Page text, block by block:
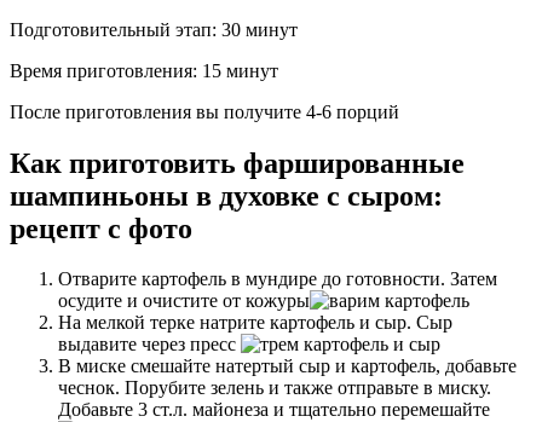
Подготовительный этап: 30 минут
Время приготовления: 15 минут
После приготовления вы получите 4-6 порций
Как приготовить фаршированные
шампиньоны в духовке с сыром:
рецепт с фото
Отварите картофель в мундире до готовности. Затем
осудите и очистите от кожуры
На мелкой терке натрите картофель и сыр. Сыр
выдавите через пресс
В миске смешайте натертый сыр и картофель, добавьте
чеснок. Порубите зелень и также отправьте в миску.
Добавьте 3 ст.л. майонеза и тщательно перемешайте